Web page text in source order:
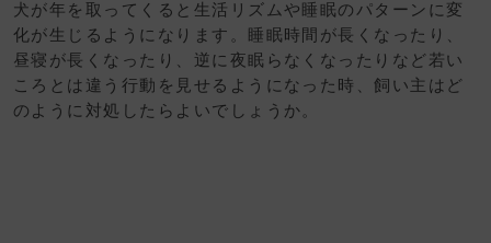
犬が年を取ってくると生活リズムや睡眠のパターンに変
化が生じるようになります。睡眠時間が長くなったり、
昼寝が長くなったり、逆に夜眠らなくなったりなど若い
ころとは違う行動を見せるようになった時、飼い主はど
のように対処したらよいでしょうか。